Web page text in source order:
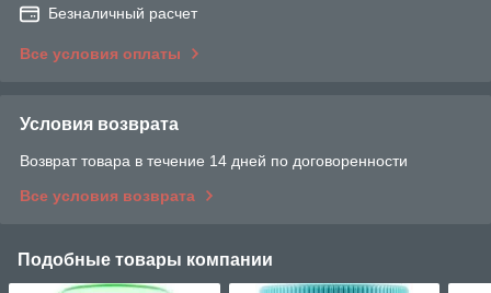
Безналичный расчет
Все условия оплаты
Условия возврата
Возврат товара в течение 14 дней по договоренности
Все условия возврата
Подобные товары компании